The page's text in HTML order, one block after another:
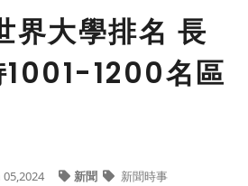
界大學排名 長
1001-1200名區
05,2024 新聞 新聞時事